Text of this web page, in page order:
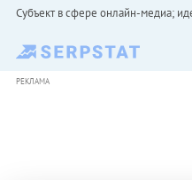
Субъект в сфере онлайн-медиа;
РЕКЛАМА